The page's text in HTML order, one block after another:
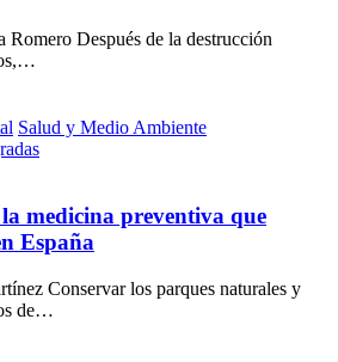
Después de la destrucción
Salud y Medio Ambiente
medicina preventiva que
España
Conservar los parques naturales y
de…